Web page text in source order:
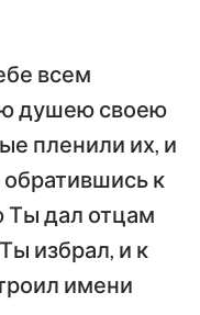
всем
душею своею
пленили их, и
обратившись к
Ты дал отцам
избрал, и к
имени